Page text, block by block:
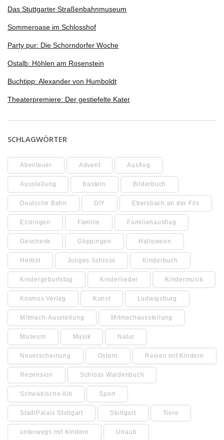
Das Stuttgarter Straßenbahnmuseum
Sommeroase im Schlosshof
Party pur: Die Schorndorfer Woche
Ostalb: Höhlen am Rosenstein
Buchtipp: Alexander von Humboldt
Theaterpremiere: Der gestiefelte Kater
SCHLAGWÖRTER
Abenteuer Advent Ausflug
Ausstellung basteln Bilderbuch
Deutsche Bahn DIY Ebersbach an der Fils
Esslingen Familie Familienausflug
Geschenk Göppingen Halloween
Herbst Junges Schloss Kinderbuch
Kindergeburtstag Kinderlieder Kindermusik
Kosmos Verlag Kunst Ludwigsburg
Mitmach-Ausstellung Mitmachausstellung
Museum Musik Natur
Neuerscheinung Ostern Reisen mit Kindern
Rezension Schloss Waldenbuch
Schwäbische Alb Sport
StadtPalais Stuttgart Stuttgart Tiere
unterwegs mit Kindern Urlaub